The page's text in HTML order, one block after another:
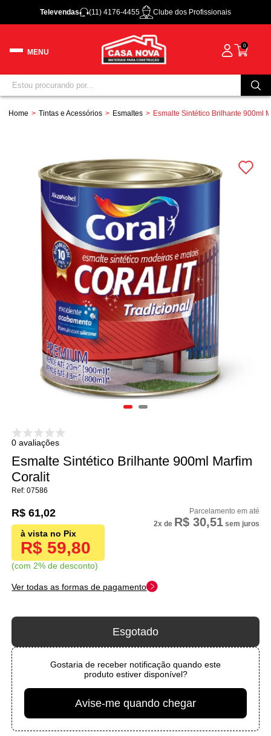
Televendas (11) 4176-4455 Clube dos Profissionais
0
Home Tintas e Acessórios Esmaltes Esmalte Sintético Brilhante 900ml
0 avaliações
Esmalte Sintético Brilhante 900ml Marfim
Coralit
07586
R$ 59,80
com 2% de desconto
R$ 61,02
2x de R$ 30,51sem juros
Ver todas as formas de pagamento
Esgotado
Gostaria de receber notificação quando este
produto estiver disponível?
Avise-me quando chegar